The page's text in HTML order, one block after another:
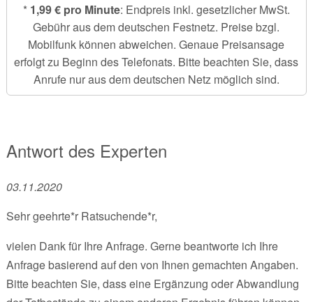
* 1,99 € pro Minute: Endpreis inkl. gesetzlicher MwSt.
Gebühr aus dem deutschen Festnetz. Preise bzgl.
Mobilfunk können abweichen. Genaue Preisansage
erfolgt zu Beginn des Telefonats. Bitte beachten Sie, dass
Anrufe nur aus dem deutschen Netz möglich sind.
Antwort des Experten
03.11.2020
Sehr geehrte*r Ratsuchende*r,
vielen Dank für Ihre Anfrage. Gerne beantworte ich Ihre
Anfrage basierend auf den von Ihnen gemachten Angaben.
Bitte beachten Sie, dass eine Ergänzung oder Abwandlung